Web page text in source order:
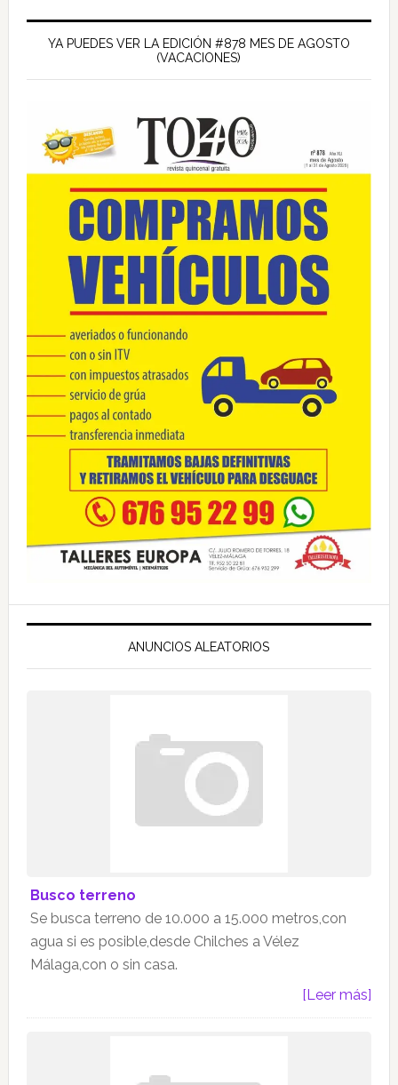
Barra
lateral
principal
YA PUEDES VER LA EDICIÓN #878 MES DE AGOSTO
(VACACIONES)
ANUNCIOS ALEATORIOS
Busco terreno
Se busca terreno de 10.000 a 15.000 metros,con
agua si es posible,desde Chilches a Vélez
Málaga,con o sin casa.
[Leer más]